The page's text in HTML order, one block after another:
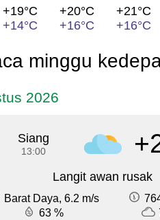
+19°C
+14°C
+20°C
+16°C
+21°C
+16°C
minggu
2026
Siang
13:00
Langit awan rusak
Barat Daya, 6.2 m/s
63 %